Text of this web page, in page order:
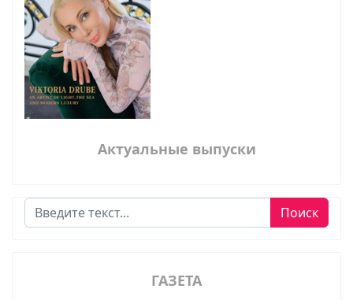
Актуальные выпуски
Поиск Поиск
ГАЗЕТА